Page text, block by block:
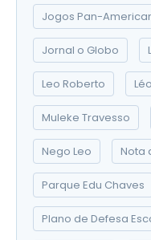
Jogos Pan-
Jornal o Globo
Leo Roberto
Muleke Travesso
Nego Leo Nota
Parque Edu Chaves
Plano de Defesa